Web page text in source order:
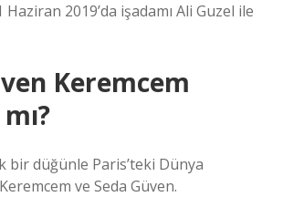
Haziran 2019’da işadamı Ali Guzel ile
Keremcem
bir düğünle Paris’teki Dünya
ve Seda Güven.